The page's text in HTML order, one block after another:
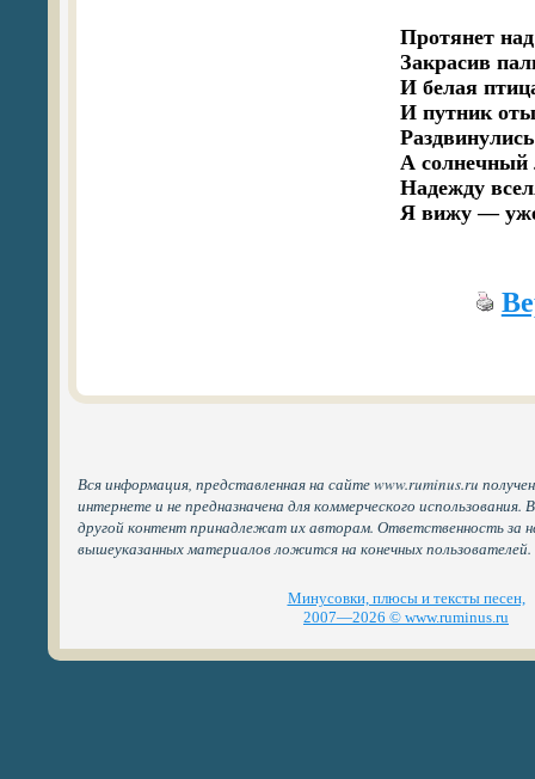
Протянет
Закрасив
И белая
И путник
А солнечный
Надежду
Вся информация, представленная на сайте www.ruminus.ru
интернете и не предназначена для коммерческого
другой контент принадлежат их авторам. Ответственность за
вышеуказанных материалов ложится на конечных пользователей.
Минусовки, плюсы и тексты песен,
2007—2026 © www.ruminus.ru